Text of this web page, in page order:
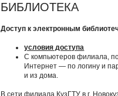
БИБЛИОТЕКА
Доступ к электронным
условия доступа
С компьютеров филиала,
Интернет — по логину и
и из дома.
В сети филиала КузГТУ в г.